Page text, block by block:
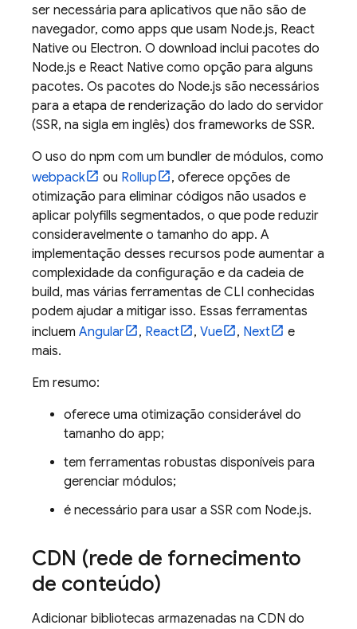
ser necessária para aplicativos que não são de
navegador, como apps que usam Node.js, React
Native ou Electron. O download inclui pacotes do
Node.js e React Native como opção para alguns
pacotes. Os pacotes do Node.js são necessários
para a etapa de renderização do lado do servidor
(SSR, na sigla em inglês) dos frameworks de SSR.
O uso do npm com um bundler de módulos, como
webpack
ou Rollup
, oferece opções de
otimização para eliminar códigos não usados e
aplicar polyfills segmentados, o que pode reduzir
consideravelmente o tamanho do app. A
implementação desses recursos pode aumentar a
complexidade da configuração e da cadeia de
build, mas várias ferramentas de CLI conhecidas
podem ajudar a mitigar isso. Essas ferramentas
incluem Angular , React , Vue , Next
e
mais.
Em resumo:
oferece uma otimização considerável do
tamanho do app;
tem ferramentas robustas disponíveis para
gerenciar módulos;
é necessário para usar a SSR com Node.js.
CDN (rede de fornecimento
de conteúdo)
Adicionar bibliotecas armazenadas na CDN do